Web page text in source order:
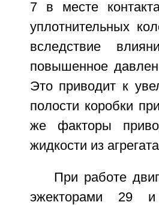
7 в месте
уплотнительных
вследствие
повышенное
Это приводит к
полости коробки
же факторы
жидкости из
При работе
эжекторами 29 и